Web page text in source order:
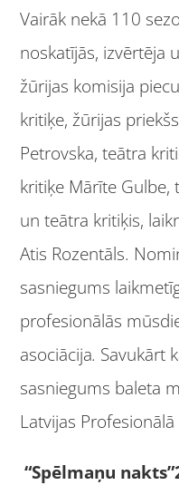
Vairāk nekā 110
noskatījās, izvērtēja
žūrijas komisija
kritiķe, žūrijas
Petrovska, teātra
kritiķe Mārīte Gulbe,
un teātra kritiķis,
Atis Rozentāls.
sasniegums
profesionālās
asociācija. Savukārt
sasniegums baleta
Latvijas
“Spēlmaņu